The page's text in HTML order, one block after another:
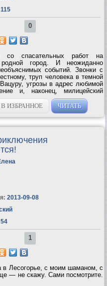
115
0
со спасательных работ на
город. И неожиданно
событий. Звонки с
труп человека в темной
угрозы в адрес любимой
и, наконец, милицейский
на Кавказе, в том самом
В ИЗБРАННОЕ ЧИТАТЬ
2013-09-08
54
1
в Лесогорье, с моим шаманом, с
— не скажу. Сами посмотрите.